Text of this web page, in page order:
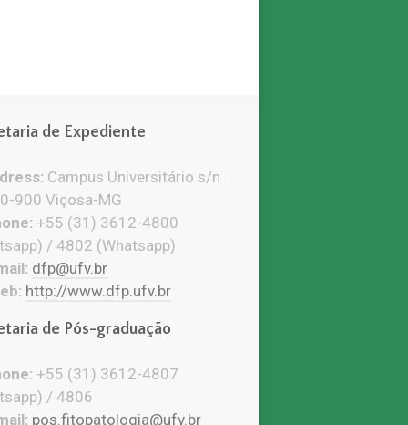
de Expediente
Campus Universitário s/n
900 Viçosa-MG
+55 (31) 3612-4800
/ 4802 (Whatsapp)
dfp@ufv.br
http://www.dfp.ufv.br
de Pós-graduação
+55 (31) 3612-4807
/ 4806
pos.fitopatologia@ufv.br